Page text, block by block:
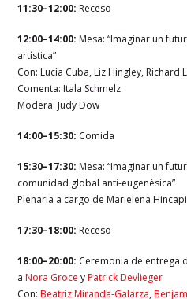
11:30–12:00: Receso
12:00–14:00: Mesa: “Imaginar un
artística”
Con: Lucía Cuba, Liz Hingley, Richard
Comenta: Itala Schmelz
Modera: Judy Dow
14:00–15:30: Comida
15:30–17:30: Mesa: “Imaginar un
comunidad global anti-eugenésica”
Plenaria a cargo de Marielena
17:30–18:00: Receso
18:00–20:00: Ceremonia de entrega
aNora Groce yPatrick Devlieger
Con:Beatriz Miranda-Galarza,